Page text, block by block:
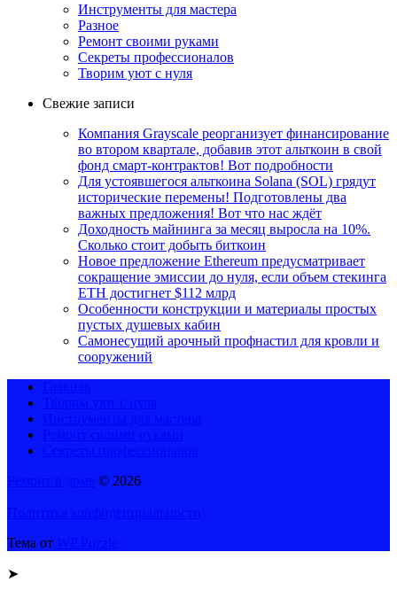
Инструменты для мастера
Разное
Ремонт своими руками
Секреты профессионалов
Творим уют с нуля
Свежие записи
Компания Grayscale реорганизует финансирование
во втором квартале, добавив этот альткоин в свой
фонд смарт-контрактов! Вот подробности
Для устоявшегося альткоина Solana (SOL) грядут
исторические перемены! Подготовлены два
важных предложения! Вот что нас ждёт
Доходность майнинга за месяц выросла на 10%.
Сколько стоит добыть биткоин
Новое предложение Ethereum предусматривает
сокращение эмиссии до нуля, если объем стекинга
ETH достигнет $112 млрд
Особенности конструкции и материалы простых
пустых душевых кабин
Самонесущий арочный профнастил для кровли и
сооружений
© 2026
Тема от
➤